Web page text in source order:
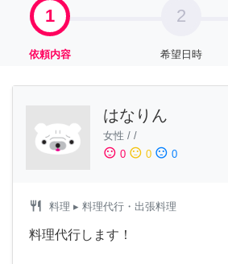
1
依頼内容
2
希望日時
はなりん
女性 / /
sentiment_satisfied 0 sentiment_neutral 0 sentiment_dissatisfied 0
restaurant 料理 ▸ 料理代行・出張料理
料理代行します！